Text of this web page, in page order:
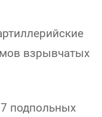
взрывчатых
подпольных